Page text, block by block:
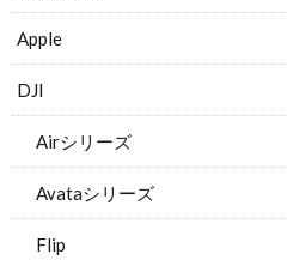
Apple
DJI
Airシリーズ
Avataシリーズ
Flip